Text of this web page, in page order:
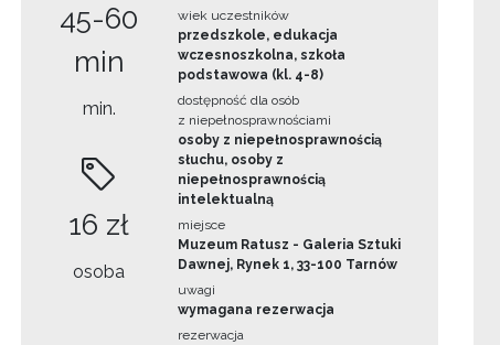
45-60
min
min.
16 zł
osoba
wiek uczestników
przedszkole, edukacja
wczesnoszkolna, szkoła
podstawowa (kl. 4-8)
dostępność dla osób
z niepełnosprawnościami
osoby z niepełnosprawnością
słuchu, osoby z
niepełnosprawnością
intelektualną
miejsce
Muzeum Ratusz - Galeria Sztuki
Dawnej, Rynek 1, 33-100 Tarnów
uwagi
wymagana rezerwacja
rezerwacja